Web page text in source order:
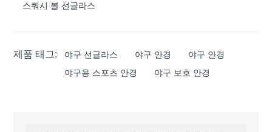
스쿼시 볼 선글라스
제품 태그: 야구 선글라스 야구 안경
야구 안경
야구용 스포츠 안경
야구 보호 안경